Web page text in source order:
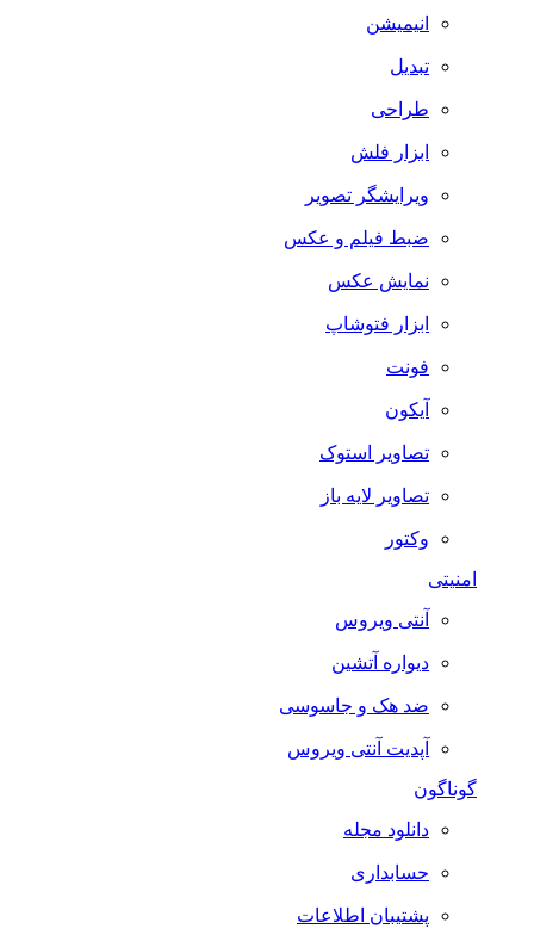
انیمیشن
تبدیل
طراحی
ابزار فلش
ویرایشگر تصویر
ضبط فيلم و عكس
نمایش عکس
ابزار فتوشاپ
فونت
آیکون
تصاویر استوک
تصاویر لایه باز
وکتور
امنیتی
آنتی ویروس
دیواره آتشین
ضد هک و جاسوسی
آپدیت آنتی ویروس
گوناگون
دانلود مجله
حسابداری
پشتیبان اطلاعات